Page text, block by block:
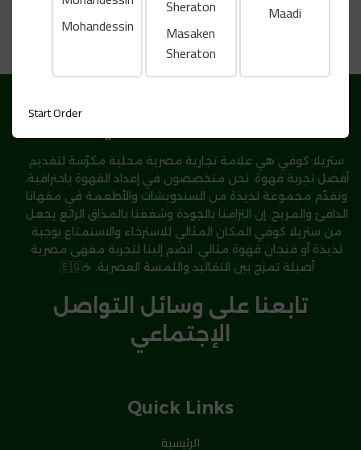
Maadi
Masaken
Sheraton
Mohandessin
Start Order
سندويتشات سندويتشات
EGP
ستريلا كوفي هي علامة تجارية مصرية محلية مكرّسة لتقديم
أفضل تجربة قهوة. نحن متخصصون في إعداد القهوة باحترافية،
ونقدّم مجموعة لذيذة من السندويشات والأطعمة في مقهانا
الدافئ والمريح. إن التزامنا بالجودة وشغفنا بالمذاق الرائع يجعل
من ستريلا كوفي المكان المثالي للاسترخاء والاستمتاع بوجبة
لذيذة أو فنجان قهوة مثالي. انضم إلينا لتجربة مقهى مصرية
أصيلة تمزج بين التقاليد واللمسة العصرية. ☕🇪🇬
تابعنا على وسائل التواصل
الإجتماعي
Quick Links
الرئيسية